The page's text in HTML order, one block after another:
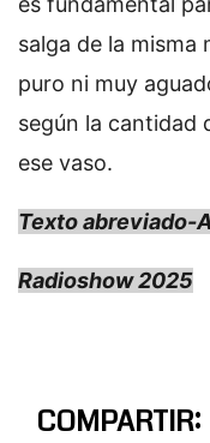
salga de la misma
puro ni muy
según la cantidad
ese vaso.
Texto abreviado-
Radioshow 2025
COMPARTIR: